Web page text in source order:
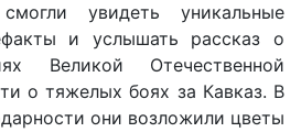
увидеть уникальные
и услышать рассказ о
Великой Отечественной
о тяжелых боях за Кавказ. В
они возложили цветы